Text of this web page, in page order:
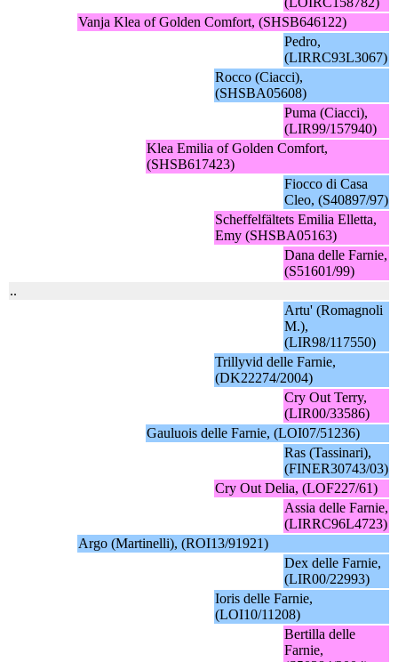
Vanja Klea of Golden Comfort, (SHSB646122)
Pedro,
(LIRRC93L3067)
Rocco (Ciacci),
(SHSBA05608)
Puma (Ciacci),
(LIR99/157940)
Klea Emilia of Golden Comfort,
(SHSB617423)
Fiocco di Casa
Cleo, (S40897/97)
Scheffelfältets Emilia Elletta,
Emy (SHSBA05163)
Dana delle Farnie,
(S51601/99)
..
Artu' (Romagnoli
M.),
(LIR98/117550)
Trillyvid delle Farnie,
(DK22274/2004)
Cry Out Terry,
(LIR00/33586)
Gauluois delle Farnie, (LOI07/51236)
Ras (Tassinari),
(FINER30743/03)
Cry Out Delia, (LOF227/61)
Assia delle Farnie,
(LIRRC96L4723)
Argo (Martinelli), (ROI13/91921)
Dex delle Farnie,
(LIR00/22993)
Ioris delle Farnie,
(LOI10/11208)
Bertilla delle
Farnie,